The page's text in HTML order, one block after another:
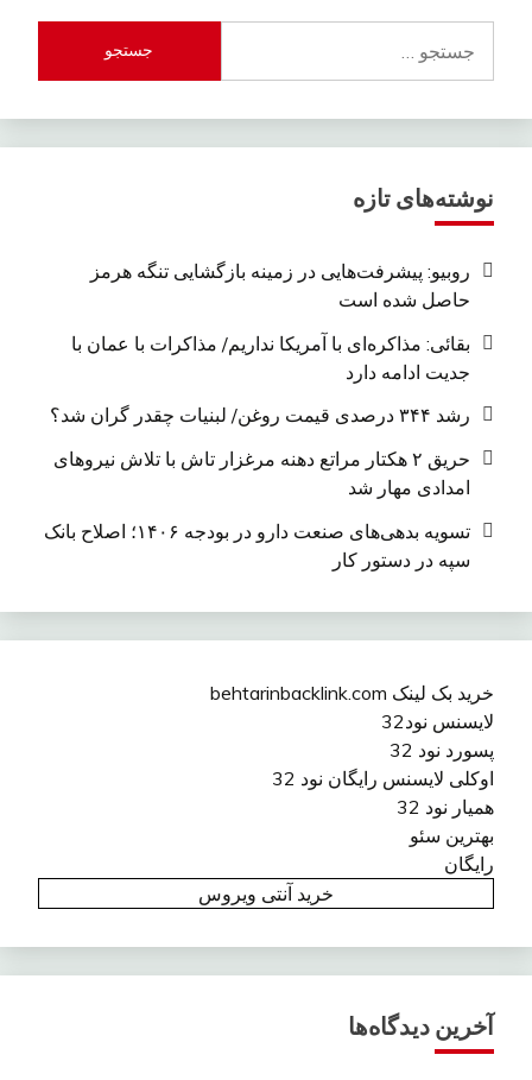
برای:
نوشته‌های تازه
روبیو: پیشرفت‌هایی در زمینه بازگشایی تنگه هرمز
حاصل شده است
بقائی: مذاکره‌ای با آمریکا نداریم/ مذاکرات با عمان با
جدیت ادامه دارد
رشد ۳۴۴ درصدی قیمت روغن/ لبنیات چقدر گران شد؟
حریق ۲ هکتار مراتع دهنه مرغزار تاش با تلاش نیروهای
امدادی مهار شد
تسویه بدهی‌های صنعت دارو در بودجه ۱۴۰۶؛ اصلاح بانک
سپه در دستور کار
خرید بک لینک behtarinbacklink.com
لایسنس نود32
پسورد نود 32
اوکلی لایسنس رایگان نود 32
همیار نود 32
بهترین سئو
رایگان
خرید آنتی ویروس
آخرین دیدگاه‌ها